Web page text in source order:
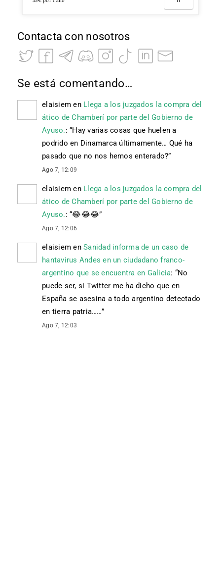
Contacta con nosotros
Se está comentando…
elaisiem en Llega a los juzgados la compra del
ático de Chamberí por parte del Gobierno de
Ayuso.: “Hay varias cosas que huelen a
podrido en Dinamarca últimamente… Qué ha
pasado que no nos hemos enterado?”
Ago 7, 12:09
elaisiem en Llega a los juzgados la compra del
ático de Chamberí por parte del Gobierno de
Ayuso.: “😂 😂 😂”
Ago 7, 12:06
elaisiem en Sanidad informa de un caso de
hantavirus Andes en un ciudadano franco-
argentino que se encuentra en Galicia: “No
puede ser, si Twitter me ha dicho que en
España se asesina a todo argentino detectado
en tierra patria……”
Ago 7, 12:03